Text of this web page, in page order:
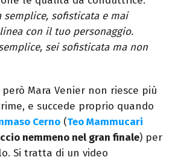
semplice, sofisticata e mai
con il tuo personaggio.
sei sofisticata ma non
Mara Venier non riesce più
e succede proprio quando
Cerno (Teo Mammucari
nemmeno nel gran finale) per
Si tratta di un video